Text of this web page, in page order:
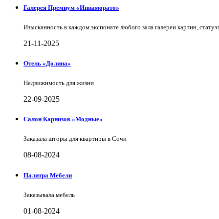
Галерея Премиум «Иннаморато»
Изысканность в каждом экспонате любого зала галереи картин,
21-11-2025
Отель «Долина»
Недвижимость для жизни
22-09-2025
Салон Карнизов «Модные»
Заказала шторы для квартиры в Сочи
08-08-2024
Палитра Мебели
Заказывала мебель
01-08-2024